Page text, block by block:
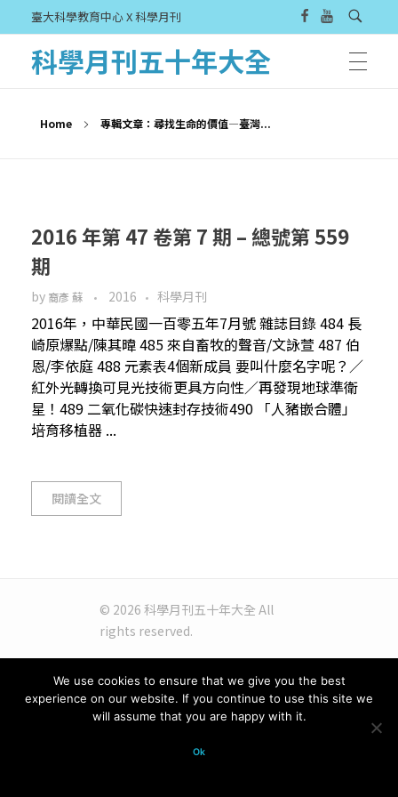
臺大科學教育中心 X 科學月刊
科學月刊五十年大全
Home 專輯文章：尋找生命的價值—臺灣...
2016 年第 47 卷第 7 期 – 總號第 559
期
by 裔彥 蘇 2016 科學月刊
2016年，中華民國一百零五年7月號 雜誌目錄 484 長
崎原爆點/陳其暐 485 來自畜牧的聲音/文詠萱 487 伯
恩/李依庭 488 元素表4個新成員 要叫什麼名字呢？／
紅外光轉換可見光技術更具方向性／再發現地球準衛
星！489 二氧化碳快速封存技術490 「人豬嵌合體」
培育移植器 ...
閱讀全文
© 2026 科學月刊五十年大全 All
rights reserved.
We use cookies to ensure that we give you the best
experience on our website. If you continue to use this site we
will assume that you are happy with it.
Ok